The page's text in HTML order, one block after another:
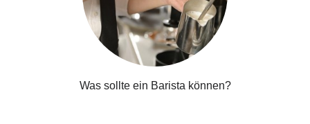
Was sollte ein Barista können?